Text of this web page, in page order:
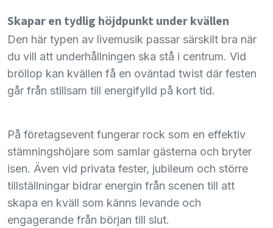
Skapar en tydlig höjdpunkt under kvällen
Den här typen av livemusik passar särskilt bra när
du vill att underhållningen ska stå i centrum. Vid
bröllop kan kvällen få en oväntad twist där festen
går från stillsam till energifylld på kort tid.
På företagsevent fungerar rock som en effektiv
stämningshöjare som samlar gästerna och bryter
isen. Även vid privata fester, jubileum och större
tillställningar bidrar energin från scenen till att
skapa en kväll som känns levande och
engagerande från början till slut.